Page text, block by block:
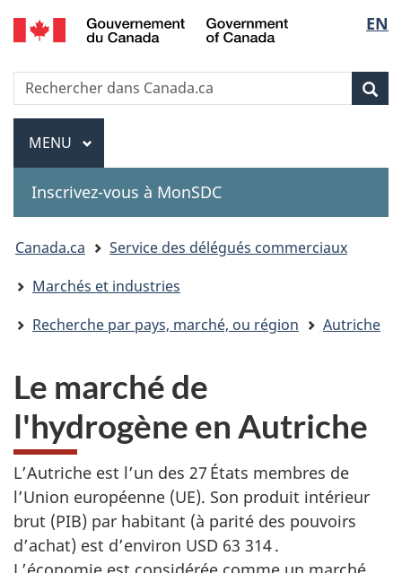
Passer
au
principal
Passer
à
Au
sujet
»
Passer
à
version
HTML
de
la
EN
Government
Recherche
Rechercher
dans
Canada.ca
Menu
MENU PRINCIPAL
Inscrivez-vous à MonSDC
You
are
here:
Canada.ca
Service des délégués commerciaux
Marchés et industries
Recherche par pays, marché, ou région
Autriche
Le marché de
l'hydrogène en Autriche
L’Autriche est l’un des 27 États membres de
l’Union européenne (UE). Son produit intérieur
brut (PIB) par habitant (à parité des pouvoirs
d’achat) est d’environ USD 63 314 .